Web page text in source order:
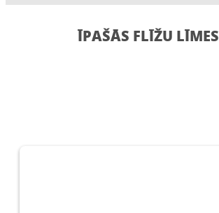
ĪPAŠĀS FLĪŽU LĪMES